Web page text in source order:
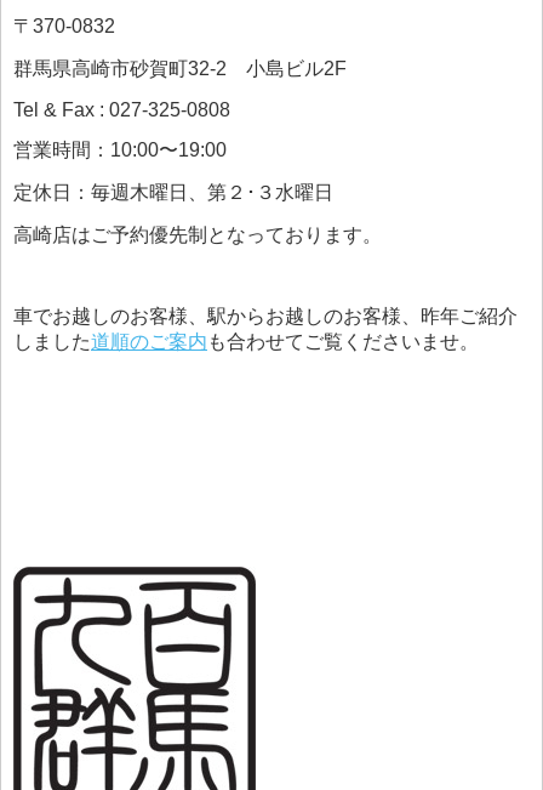
〒370-0832
群馬県高崎市砂賀町32-2 小島ビル2F
Tel & Fax : 027-325-0808
営業時間：10:00〜19:00
定休日：毎週木曜日、第２･３水曜日
高崎店はご予約優先制となっております。
車でお越しのお客様、駅からお越しのお客様、昨年ご紹介
しました道順のご案内 も合わせてご覧くださいませ。